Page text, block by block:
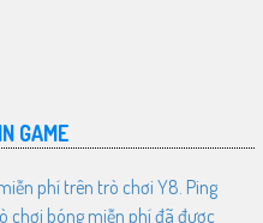
GAME
phí trên trò chơi Y8. Ping
chơi bóng miễn phí đã được